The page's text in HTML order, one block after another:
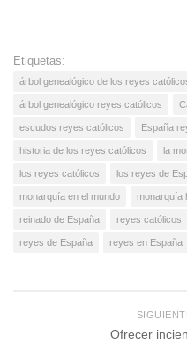
Etiquetas:
árbol genealógico de los reyes
árbol genealógico reyes católicos
escudos reyes católicos España
historia de los reyes católicos la
los reyes católicos los reyes de
monarquía en el mundo monarquía
reinado de España reyes católicos
reyes de España reyes en España
Ofrecer